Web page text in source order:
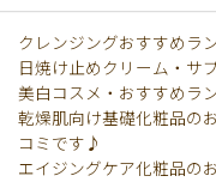
クレンジングおすすめラ
日焼け止めクリーム・サ
美白コスメ・おすすめラ
乾燥肌向け基礎化粧品の
コミです♪
エイジングケア化粧品の